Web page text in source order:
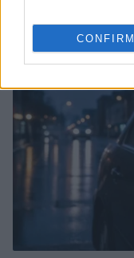
CONFIRM